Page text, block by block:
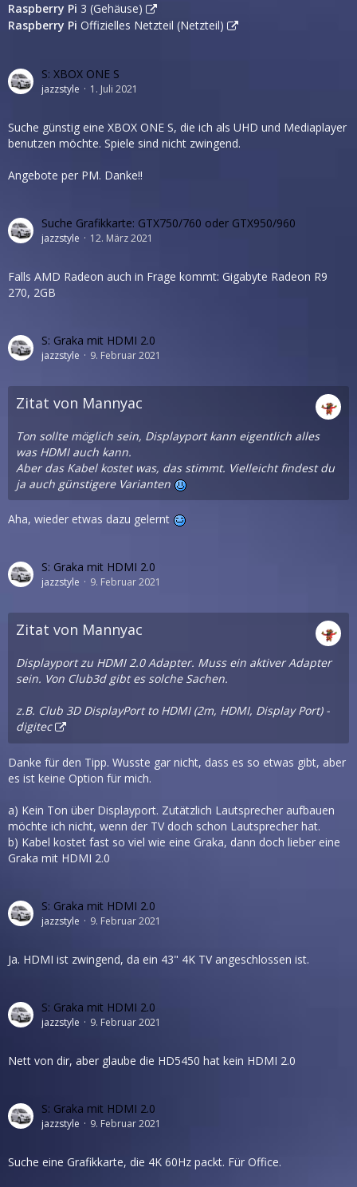
Raspberry Pi 3 (Gehäuse)
Raspberry Pi Offizielles Netzteil (Netzteil)
S: XBOX ONE S
jazzstyle 1. Juli 2021
Suche günstig eine XBOX ONE S, die ich als UHD und Mediaplayer
benutzen möchte. Spiele sind nicht zwingend.
Angebote per PM. Danke!!
Suche Grafikkarte: GTX750/760 oder GTX950/960
jazzstyle 12. März 2021
Falls AMD Radeon auch in Frage kommt: Gigabyte Radeon R9
270, 2GB
S: Graka mit HDMI 2.0
jazzstyle 9. Februar 2021
Zitat von Mannyac
Ton sollte möglich sein, Displayport kann eigentlich alles
was HDMI auch kann.
Aber das Kabel kostet was, das stimmt. Vielleicht findest du
ja auch günstigere Varianten
Aha, wieder etwas dazu gelernt
S: Graka mit HDMI 2.0
jazzstyle 9. Februar 2021
Zitat von Mannyac
Displayport zu HDMI 2.0 Adapter. Muss ein aktiver Adapter
sein. Von Club3d gibt es solche Sachen.
z.B. Club 3D DisplayPort to HDMI (2m, HDMI, Display Port) -
digitec
Danke für den Tipp. Wusste gar nicht, dass es so etwas gibt, aber
es ist keine Option für mich.
a) Kein Ton über Displayport. Zutätzlich Lautsprecher aufbauen
möchte ich nicht, wenn der TV doch schon Lautsprecher hat.
b) Kabel kostet fast so viel wie eine Graka, dann doch lieber eine
Graka mit HDMI 2.0
S: Graka mit HDMI 2.0
jazzstyle 9. Februar 2021
Ja. HDMI ist zwingend, da ein 43" 4K TV angeschlossen ist.
S: Graka mit HDMI 2.0
jazzstyle 9. Februar 2021
Nett von dir, aber glaube die HD5450 hat kein HDMI 2.0
S: Graka mit HDMI 2.0
jazzstyle 9. Februar 2021
Suche eine Grafikkarte, die 4K 60Hz packt. Für Office.